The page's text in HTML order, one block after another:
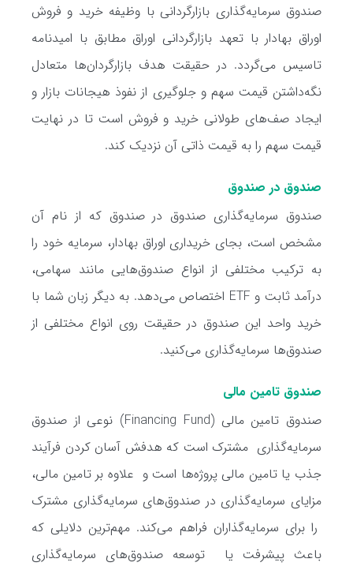
صندوق سرمایه‌گذاری بازارگردانی با وظیفه خرید و فروش
اوراق بهادار با تعهد بازارگردانی اوراق مطابق با امیدنامه
تاسیس می‌گردد. در حقیقت هدف بازارگردان‌ها متعادل
نگه‌داشتن قیمت سهم و جلوگیری از نفوذ هیجانات بازار و
ایجاد صف‌های طولانی خرید و فروش است تا در نهایت
قیمت سهم را به قیمت ذاتی آن نزدیک کند.
صندوق در صندوق
صندوق سرمایه‌گذاری صندوق در صندوق که از نام آن
مشخص است، بجای خریداری اوراق بهادار، سرمایه خود را
به ترکیب مختلفی از انواع صندوق‌هایی مانند سهامی،
درآمد ثابت و ETF اختصاص می‌دهد. به دیگر زبان شما با
خرید واحد این صندوق در حقیقت روی انواع مختلفی از
صندوق‌ها سرمایه‌گذاری می‌کنید.
صندوق تامین مالی
صندوق تامین مالی (Financing Fund) نوعی از صندوق
سرمایه‌گذاری مشترک است که هدفش آسان کردن فرآیند
جذب یا تامین مالی پروژه‌ها است و علاوه بر تامین مالی،
مزایای سرمایه‌گذاری در صندوق‌های سرمایه‌گذاری مشترک
را برای سرمایه‌گذاران فراهم می‌کند. مهم‌ترین دلایلی که
باعث پیشرفت یا توسعه صندوق‌های سرمایه‌گذاری